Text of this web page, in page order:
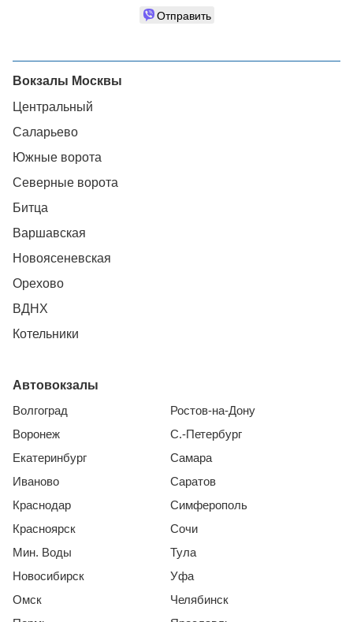
Отправить
Вокзалы Москвы
Центральный
Саларьево
Южные ворота
Северные ворота
Битца
Варшавская
Новоясеневская
Орехово
ВДНХ
Котельники
Автовокзалы
Волгоград
Воронеж
Екатеринбург
Иваново
Краснодар
Красноярск
Мин. Воды
Новосибирск
Омск
Ростов-на-Дону
С.-Петербург
Самара
Саратов
Симферополь
Сочи
Тула
Уфа
Челябинск